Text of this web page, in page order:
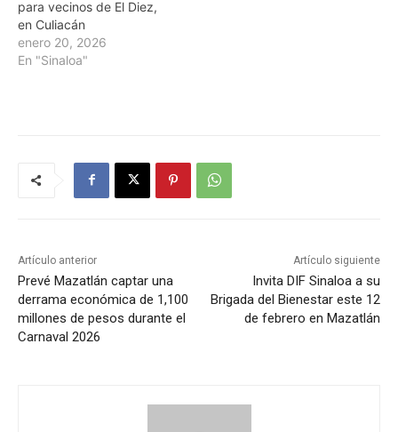
para vecinos de El Diez,
en Culiacán
enero 20, 2026
En "Sinaloa"
Artículo anterior
Prevé Mazatlán captar una
derrama económica de 1,100
millones de pesos durante el
Carnaval 2026
Artículo siguiente
Invita DIF Sinaloa a su
Brigada del Bienestar este 12
de febrero en Mazatlán